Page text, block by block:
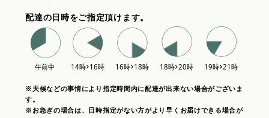
配達の日時をご指定頂けます。
※天候などの事情により指定時間内に配達が出来ない場合がございま
す。
※お急ぎの場合は、日時指定がない方がより早くお届けできる場合が